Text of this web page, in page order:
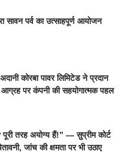
सावन पर्व का उत्साहपूर्ण आयोजन
कोरबा पावर लिमिटेड ने प्रदान
पर कंपनी की सहयोगात्मक पहल
तरह अयोग्य हैं!” — सुप्रीम कोर्ट
जांच की क्षमता पर भी उठाए